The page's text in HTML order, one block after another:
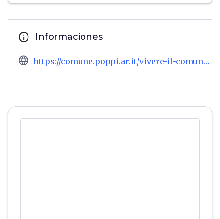
info Informaciones
language https://comune.poppi.ar.it/vivere-il-comune/